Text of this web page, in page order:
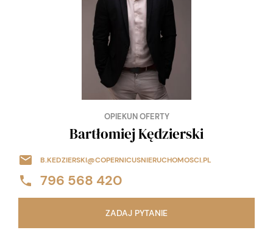
OPIEKUN OFERTY
Bartłomiej Kędzierski
B.KEDZIERSKI@COPERNICUSNIERUCHOMOSCI.PL
796 568 420
ZADAJ PYTANIE